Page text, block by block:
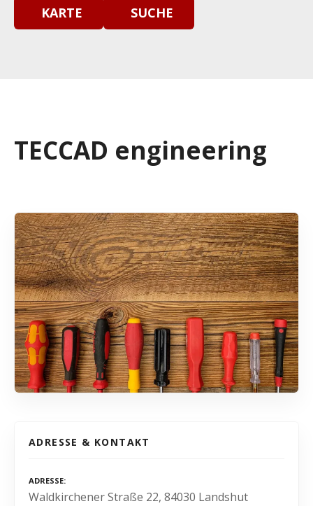
KARTE SUCHE
TECCAD engineering
ADRESSE & KONTAKT
ADRESSE
Waldkirchener Straße 22, 84030 Landshut